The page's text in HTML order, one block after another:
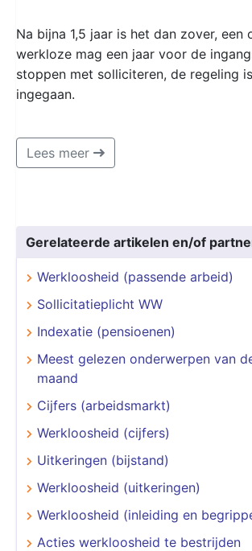
Na bijna 1,5 jaar is het dan zover, een
werkloze mag een jaar voor de
stoppen met solliciteren, de regeling
ingegaan.
Lees meer
Gerelateerde artikelen en/of
Werkloosheid (passende arbeid)
Sollicitatieplicht WW
Indexatie (pensioenen)
Meest gelezen onderwerpen van
maand
Cijfers (arbeidsmarkt)
Werkloosheid (cijfers)
Uitkeringen (bijstand)
Werkloosheid (uitkeringen)
Werkloosheid (inleiding en
Acties werkloosheid te bestrijden